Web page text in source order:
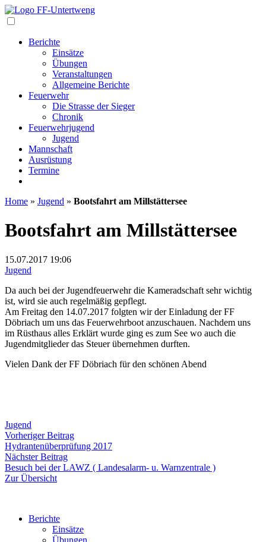
Berichte
Einsätze
Übungen
Veranstaltungen
Allgemeine Berichte
Feuerwehr
Die Strasse der Sieger
Chronik
Feuerwehrjugend
Jugend
Mannschaft
Ausrüstung
Termine
Home » Jugend » Bootsfahrt am Millstättersee
Bootsfahrt am Millstättersee
15.07.2017 19:06
Jugend
Da auch bei der Jugendfeuerwehr die Kameradschaft sehr wichtig
ist, wird sie auch regelmäßig gepflegt.
Am Freitag den 14.07.2017 folgten wir der Einladung der FF
Döbriach um uns das Feuerwehrboot anzuschauen. Nachdem uns
im Rüsthaus alles Erklärt wurde ging es zum See wo auch die
Jugendmitglieder das Steuer übernehmen durften.
Vielen Dank der FF Döbriach für den schönen Abend
Jugend
Beitragsnavigation
Vorheriger BeitragVorheriger
Beitrag:
Hydrantenüberprüfung 2017
Nächster BeitragNächster
Beitrag:
Besuch bei der LAWZ ( Landesalarm- u. Warnzentrale )
Zur Übersicht
Berichte
Einsätze
Übungen